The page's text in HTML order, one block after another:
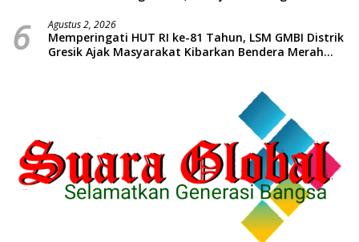
Massal dan Santunan Anak Yatim
6 Agustus 2, 2026
Memperingati HUT RI ke-81 Tahun, LSM GMBI Distrik
Gresik Ajak Masyarakat Kibarkan Bendera Merah